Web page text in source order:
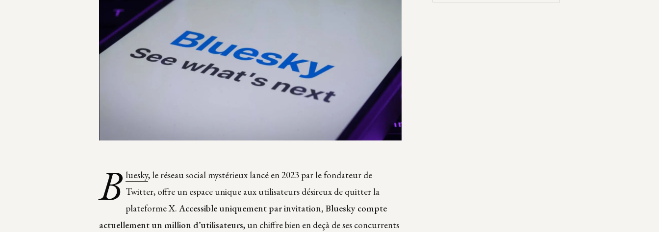
B luesky, le réseau social mystérieux lancé en 2023 par le fondateur de
Twitter, offre un espace unique aux utilisateurs désireux de quitter la
plateforme X. Accessible uniquement par invitation, Bluesky compte
actuellement un million d’utilisateurs, un chiffre bien en deçà de ses concurrents